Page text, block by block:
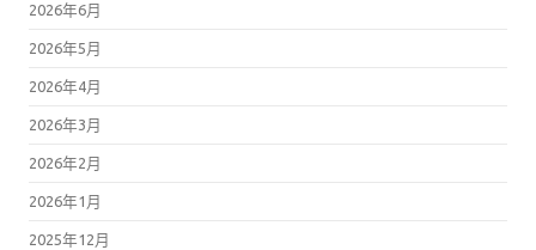
2026年6月
2026年5月
2026年4月
2026年3月
2026年2月
2026年1月
2025年12月